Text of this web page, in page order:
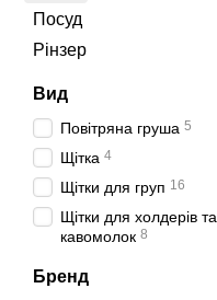
Посуд
Рінзер
Вид
Повітряна груша 5
Щітка 4
Щітки для груп 16
Щітки для холдерів та
кавомолок 8
Бренд